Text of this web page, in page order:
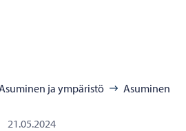
ja ympäristö Asuminen
21.05.2024